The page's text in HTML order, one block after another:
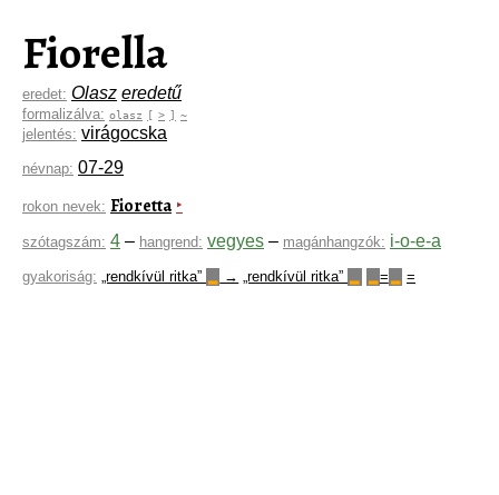
Fiorella
eredet: Olasz eredetű
formalizálva: olasz [ > ] ~
jelentés: virágocska
névnap: 07-29
rokon nevek: Fioretta ‣
szótagszám: 4 – hangrend: vegyes – magánhangzók: i-o-e-a
gyakoriság: „rendkívül ritka” → „rendkívül ritka” = =